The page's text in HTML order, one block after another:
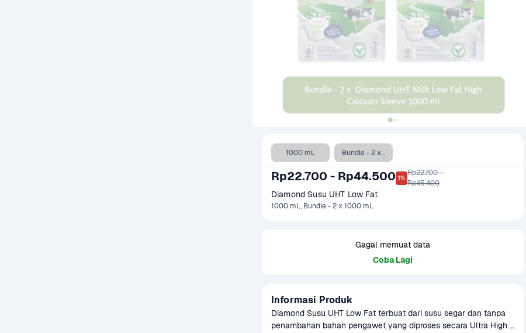
1000 mL Bundle - 2 x 1000 mL
Rp22.700 - Rp44.500 1%
Rp22.700 -
Rp45.400
Diamond Susu UHT Low Fat
1000 mL, Bundle - 2 x 1000 mL
Gagal memuat data
Coba Lagi
Informasi Produk
Diamond Susu UHT Low Fat terbuat dari susu segar dan tanpa
penambahan bahan pengawet yang diproses secara Ultra High